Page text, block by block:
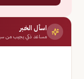
اسأل الخبر
مساعد ذكي يجيب من